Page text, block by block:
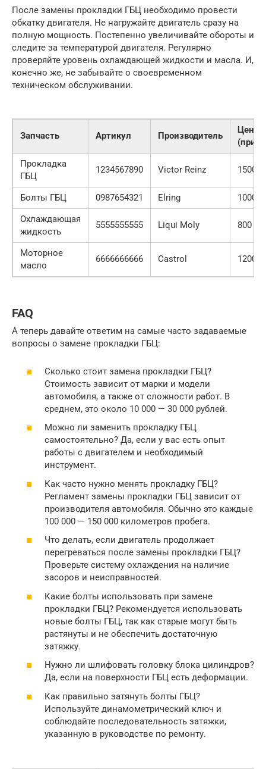
После замены прокладки ГБЦ необходимо провести
обкатку двигателя. Не нагружайте двигатель сразу на
полную мощность. Постепенно увеличивайте обороты и
следите за температурой двигателя. Регулярно
проверяйте уровень охлаждающей жидкости и масла. И,
конечно же, не забывайте о своевременном
техническом обслуживании.
Запчасть Артикул Производитель
Цена
Прокладка
ГБЦ
1234567890 Victor Reinz 1500
Болты ГБЦ 0987654321 Elring
1000
Охлаждающая
жидкость
5555555555 Liqui Moly 800
Моторное
масло
6666666666 Castrol 1200
FAQ
А теперь давайте ответим на самые часто задаваемые
вопросы о замене прокладки ГБЦ:
Сколько стоит замена прокладки ГБЦ?
Стоимость зависит от марки и модели
автомобиля, а также от сложности работ. В
среднем, это около 10 000 — 30 000 рублей.
Можно ли заменить прокладку ГБЦ
самостоятельно? Да, если у вас есть опыт
работы с двигателем и необходимый
инструмент.
Как часто нужно менять прокладку ГБЦ?
Регламент замены прокладки ГБЦ зависит от
производителя автомобиля. Обычно это каждые
100 000 — 150 000 километров пробега.
Что делать, если двигатель продолжает
перегреваться после замены прокладки ГБЦ?
Проверьте систему охлаждения на наличие
засоров и неисправностей.
Какие болты использовать при замене
прокладки ГБЦ? Рекомендуется использовать
новые болты ГБЦ, так как старые могут быть
растянуты и не обеспечить достаточную
затяжку.
Нужно ли шлифовать головку блока цилиндров?
Да, если на поверхности ГБЦ есть деформации.
Как правильно затянуть болты ГБЦ?
Используйте динамометрический ключ и
соблюдайте последовательность затяжки,
указанную в руководстве по ремонту.